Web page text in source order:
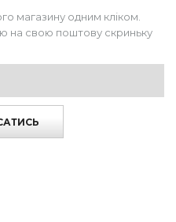
магазину одним кліком.
на свою поштову скриньку